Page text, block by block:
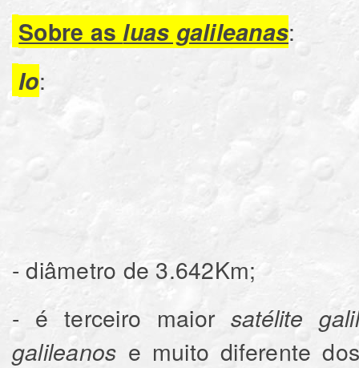
Sobre asluas galileanas:
Io:
- diâmetro de 3.642Km;
- é terceiro maior satélite
galileanos e muito diferente